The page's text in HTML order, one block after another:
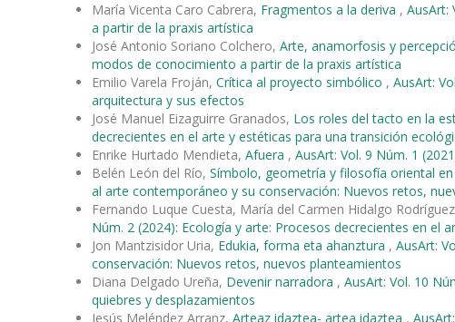
María Vicenta Caro Cabrera, Fragmentos a la deriva , AusArt:
a partir de la praxis artística
José Antonio Soriano Colchero, Arte, anamorfosis y
modos de conocimiento a partir de la praxis artística
Emilio Varela Froján, Crítica al proyecto simbólico , AusArt:
arquitectura y sus efectos
José Manuel Eizaguirre Granados, Los roles del tacto en la
decrecientes en el arte y estéticas para una transición
Enrike Hurtado Mendieta, Afuera , AusArt: Vol. 9 Núm. 1
Belén León del Río, Símbolo, geometría y filosofía oriental
al arte contemporáneo y su conservación: Nuevos retos,
Fernando Luque Cuesta, María del Carmen Hidalgo
Núm. 2 (2024): Ecología y arte: Procesos decrecientes en el
Jon Mantzisidor Uria, Edukia, forma eta ahanztura , AusArt:
conservación: Nuevos retos, nuevos planteamientos
Diana Delgado Ureña, Devenir narradora , AusArt: Vol. 10
quiebres y desplazamientos
Jesús Meléndez Arranz, Arteaz idaztea- artea idaztea ,